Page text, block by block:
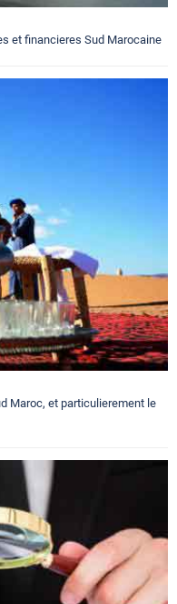
et financieres Sud Marocaine
Maroc, et particulierement le